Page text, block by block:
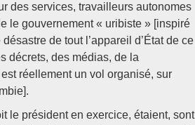
des services, travailleurs autonomes
le gouvernement « uribiste » [inspiré
de tout l’appareil d’État de ce
décrets, des médias, de la
réellement un vol organisé, sur
le président en exercice, étaient, sont